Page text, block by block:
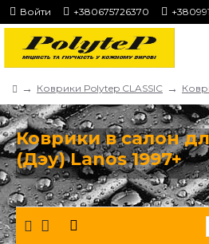
Войти +380675726370
Коврики Polytep CLASSIC
Коврики в салон
(Дэу) Lanos 1997+